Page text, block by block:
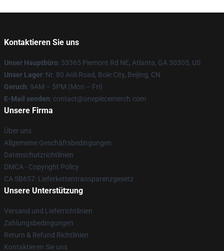
Kontaktieren Sie uns
Unser Hauptbüro: 53365 Piemont Rd NE, Atlanta, GA 30305, US
Unser Lager: Nr. 80 Anli Road, Bole City, Beijing, CN
Geruch: 9AM – 5PM (Mon – Fri)
E-Mail senden: contact@onepiecemerch.com
Unsere Firma
Über uns
Allgemeine Geschäftsbedingungen
Datenschutzrichtlinien
DMCA - Copyright Policy
CA SB657: Lieferkettentransparenzgesetz
Unsere Unterstützung
Versand und Lieferrichtlinien
Zahlungsbedingungen
Return & Refund Richtlinien
Kontaktieren Sie uns